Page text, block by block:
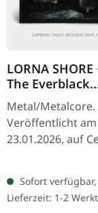
LORNA SHORE
The Everblack
Festering
CLEAR 2LP
Metal/Metalcore.
Veröffentlicht am
23.01.2026, auf
Transparentes
Vinyl im Gatefold-
mit Insert. „I Feel
Sofort verfügbar,
Lieferzeit: 1-2